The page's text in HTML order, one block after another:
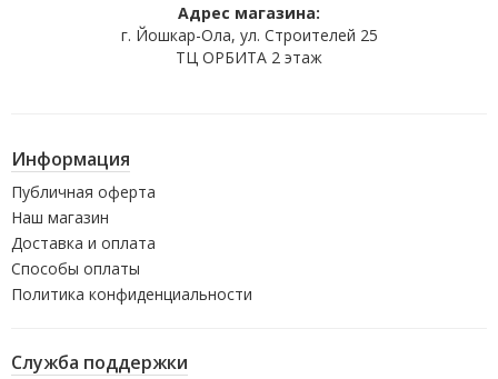
Адрес магазина:
г. Йошкар-Ола, ул. Строителей 25
ТЦ ОРБИТА 2 этаж
Информация
Публичная оферта
Наш магазин
Доставка и оплата
Способы оплаты
Политика конфиденциальности
Служба поддержки